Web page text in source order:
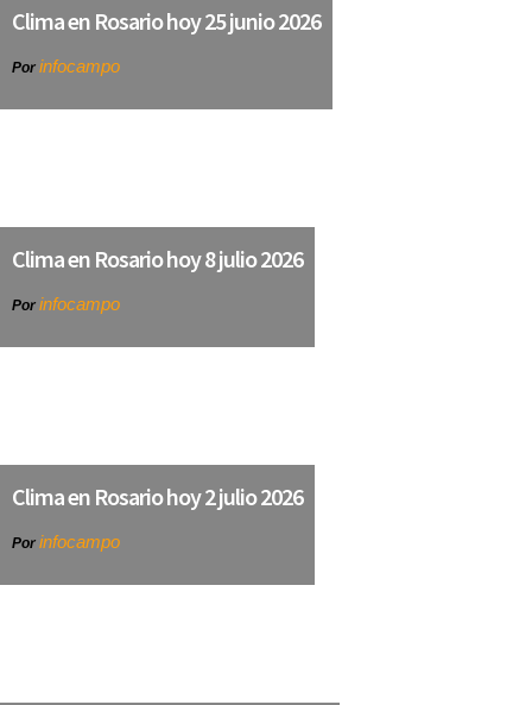
Clima en Rosario hoy 25 junio 2026
Por infocampo
Clima en Rosario hoy 8 julio 2026
Por infocampo
Clima en Rosario hoy 2 julio 2026
Por infocampo